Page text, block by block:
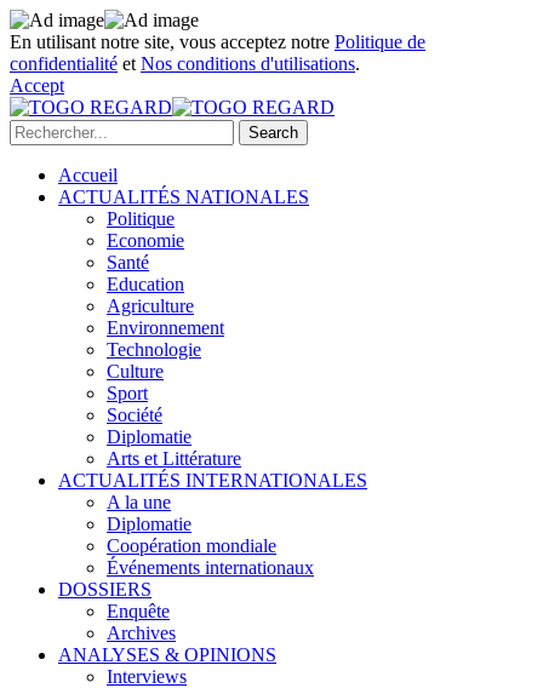
En utilisant notre site, vous acceptez notre Politique de
confidentialité et Nos conditions d'utilisations.
Accept
Accueil
ACTUALITÉS NATIONALES
Politique
Economie
Santé
Education
Agriculture
Environnement
Technologie
Culture
Sport
Société
Diplomatie
Arts et Littérature
ACTUALITÉS INTERNATIONALES
A la une
Diplomatie
Coopération mondiale
Événements internationaux
DOSSIERS
Enquête
Archives
ANALYSES & OPINIONS
Interviews